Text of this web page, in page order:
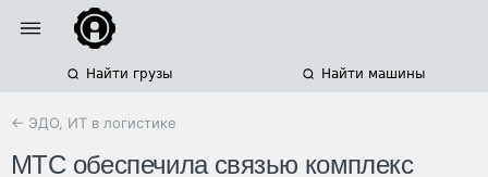
Найти грузы Найти машины
← ЭДО, ИТ в логистике
МТС обеспечила связью комплекс